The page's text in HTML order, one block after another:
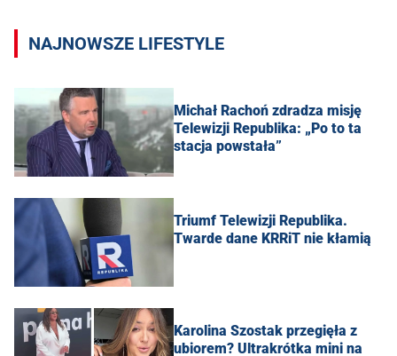
NAJNOWSZE LIFESTYLE
Michał Rachoń zdradza misję
Telewizji Republika: „Po to ta
stacja powstała”
Triumf Telewizji Republika.
Twarde dane KRRiT nie kłamią
Karolina Szostak przegięła z
ubiorem? Ultrakrótka mini na